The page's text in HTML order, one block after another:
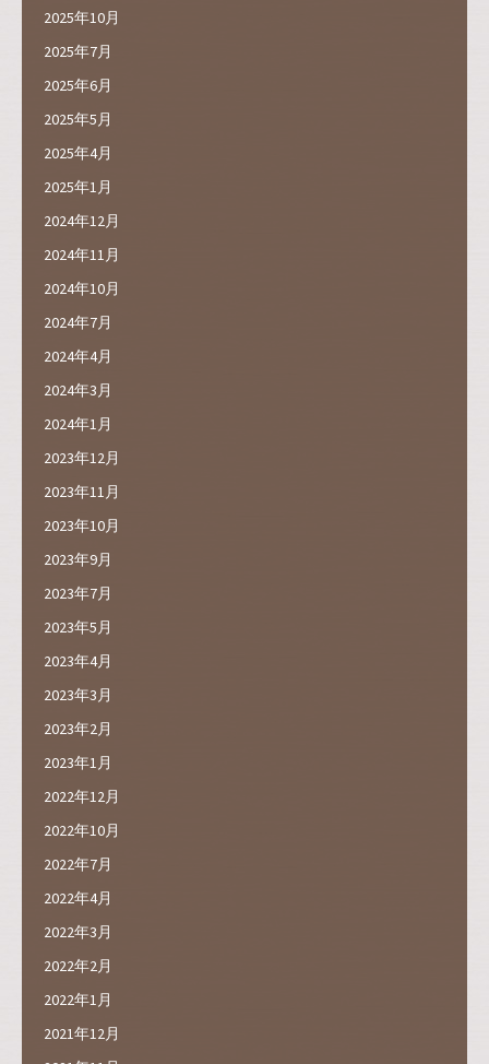
2025年10月
2025年7月
2025年6月
2025年5月
2025年4月
2025年1月
2024年12月
2024年11月
2024年10月
2024年7月
2024年4月
2024年3月
2024年1月
2023年12月
2023年11月
2023年10月
2023年9月
2023年7月
2023年5月
2023年4月
2023年3月
2023年2月
2023年1月
2022年12月
2022年10月
2022年7月
2022年4月
2022年3月
2022年2月
2022年1月
2021年12月